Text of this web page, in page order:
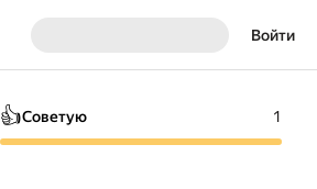
Войти
👍Советую 1